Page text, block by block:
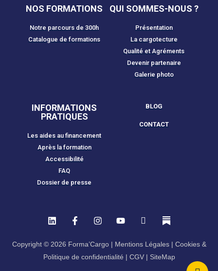
NOS FORMATIONS
Notre parcours de 300h
Catalogue de formations
QUI SOMMES-NOUS ?
Présentation
La cargotecture
Qualité et Agréments
Devenir partenaire
Galerie photo
INFORMATIONS
PRATIQUES
Les aides au financement
Après la formation
Accessibilité
FAQ
Dossier de presse
BLOG
CONTACT
Copyright © 2026 Forma’Cargo | Mentions Légales| Cookies &
Politique de confidentialité | CGV| SiteMap​